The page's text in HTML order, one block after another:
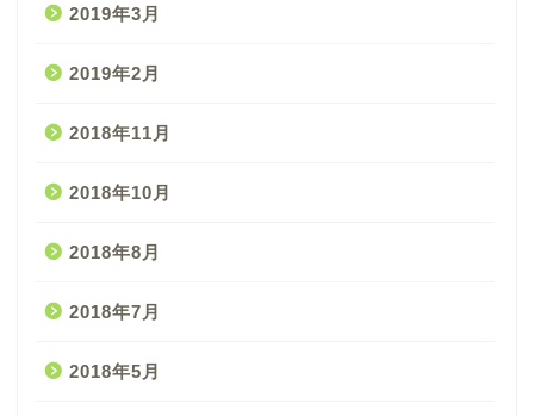
2019年3月
2019年2月
2018年11月
2018年10月
2018年8月
2018年7月
2018年5月